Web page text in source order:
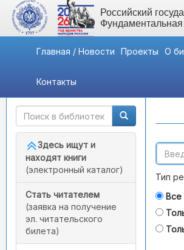
Российский
Главная / Новости Проекты О
Контакты
Быстрый доступ
Здесь ищут и
находят книги
(электронный каталог)
Стать читателем
(заявка на получение
эл. читательского
билета)
Тип
Все